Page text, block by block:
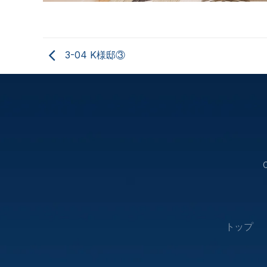
3-04 K様邸③
トップ